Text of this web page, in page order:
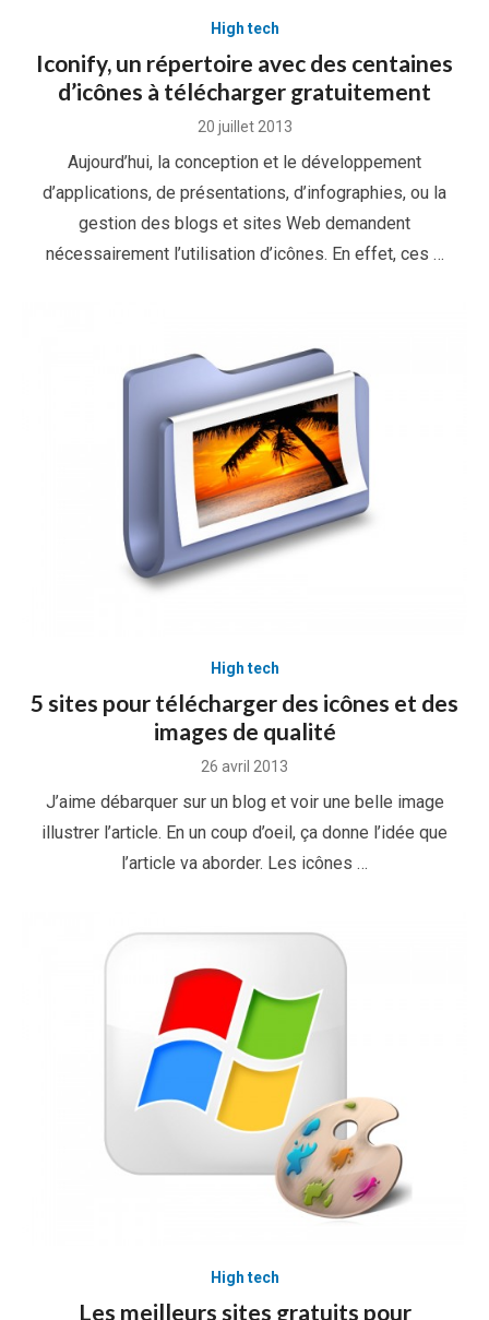
High tech
Iconify, un répertoire avec des centaines
d’icônes à télécharger gratuitement
Posted
20 juillet 2013
Aujourd’hui, la conception et le développement
d’applications, de présentations, d’infographies, ou la
gestion des blogs et sites Web demandent
nécessairement l’utilisation d’icônes. En effet, ces …
High tech
5 sites pour télécharger des icônes et des
images de qualité
Posted
26 avril 2013
J’aime débarquer sur un blog et voir une belle image
illustrer l’article. En un coup d’oeil, ça donne l’idée que
l’article va aborder. Les icônes …
High tech
Les meilleurs sites gratuits pour